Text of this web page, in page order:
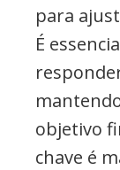
para
É
objetivo
chave é